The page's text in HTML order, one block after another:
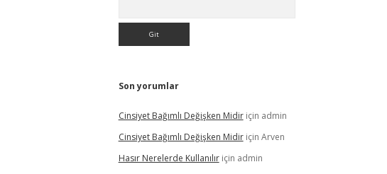
Son yorumlar
Cinsiyet Bağımlı Değişken Midiriçin admin
Cinsiyet Bağımlı Değişken Midiriçin Arven
Hasır Nerelerde Kullanılıriçin admin